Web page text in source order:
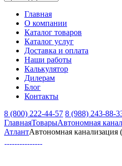
Главная
О компании
Каталог товаров
Каталог услуг
Доставка и оплата
Наши работы
Калькулятор
Дилерам
Блог
Контакты
8 (800) 222-44-57 8 (988) 243-88-
ГлавнаяТоварыАвтономная
АтлантАвтономная канализация